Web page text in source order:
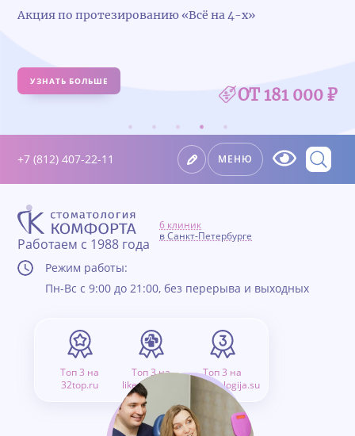
Акция по протезированию «Всё на 4-х»
УЗНАТЬ БОЛЬШЕ
ОТ 181 000 ₽
+7 (812) 407-22-11 МЕНЮ
Работаем с 1988 года
6 клиник
в Санкт-Петербурге
Режим работы:
Пн-Вс с 9:00 до 21:00, без перерыва и выходных
Топ 3 на
32top.ru
Топ 3 на
like.doctor.ru
Топ 3 на
stomatologija.su